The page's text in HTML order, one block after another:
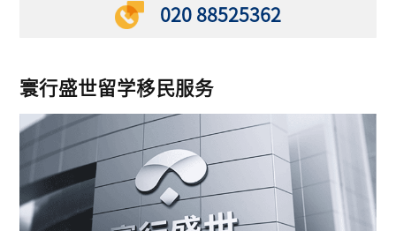
020 88525362
寰行盛世留学移民服务